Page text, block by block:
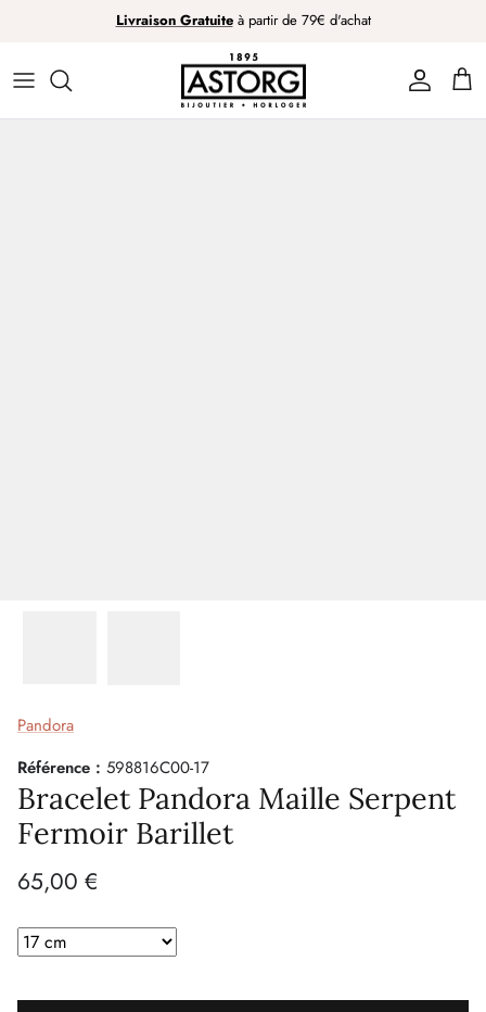
Livraison Gratuiteà partir de 79€ d'achat
Pandora
Référence : 598816C00-17
Bracelet Pandora Maille Serpent
Fermoir Barillet
65,00 €